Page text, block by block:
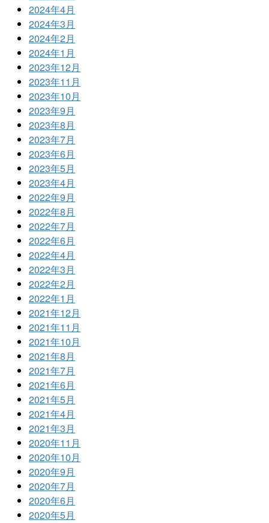
2024年4月
2024年3月
2024年2月
2024年1月
2023年12月
2023年11月
2023年10月
2023年9月
2023年8月
2023年7月
2023年6月
2023年5月
2023年4月
2022年9月
2022年8月
2022年7月
2022年6月
2022年4月
2022年3月
2022年2月
2022年1月
2021年12月
2021年11月
2021年10月
2021年8月
2021年7月
2021年6月
2021年5月
2021年4月
2021年3月
2020年11月
2020年10月
2020年9月
2020年7月
2020年6月
2020年5月